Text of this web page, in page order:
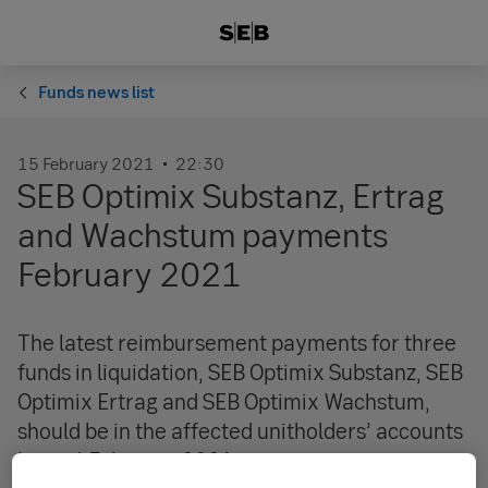
Funds news list
15 February 2021 22:30
SEB Optimix Substanz, Ertrag
and Wachstum payments
February 2021
The latest reimbursement payments for three
funds in liquidation, SEB Optimix Substanz, SEB
Optimix Ertrag and SEB Optimix Wachstum,
should be in the affected unitholders’ accounts
by mid-February 2021.